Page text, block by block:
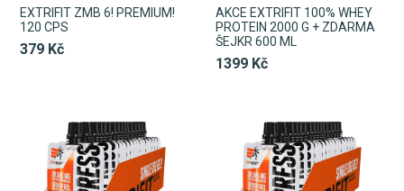
EXTRIFIT ZMB 6! PREMIUM!
120 CPS
379 Kč
AKCE EXTRIFIT 100% WHEY
PROTEIN 2000 G + ZDARMA
ŠEJKR 600 ML
1399 Kč